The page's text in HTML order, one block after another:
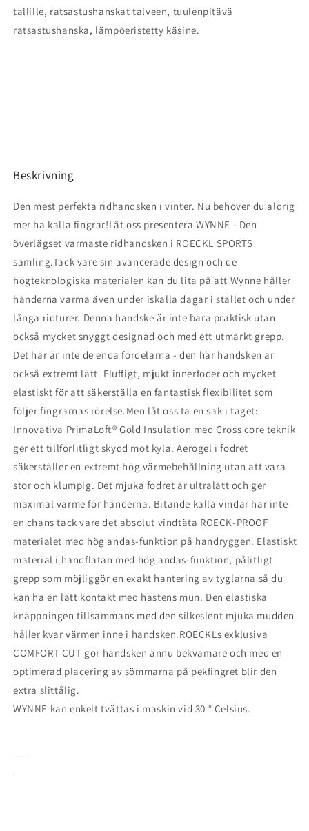
tallille, ratsastushanskat talveen, tuulenpitävä
ratsastushanska, lämpöeristetty käsine.
Beskrivning
Den mest perfekta ridhandsken i vinter. Nu behöver du aldrig
mer ha kalla fingrar!Låt oss presentera WYNNE - Den
överlägset varmaste ridhandsken i ROECKL SPORTS
samling.Tack vare sin avancerade design och de
högteknologiska materialen kan du lita på att Wynne håller
händerna varma även under iskalla dagar i stallet och under
långa ridturer. Denna handske är inte bara praktisk utan
också mycket snyggt designad och med ett utmärkt grepp.
Det här är inte de enda fördelarna - den här handsken är
också extremt lätt. Fluffigt, mjukt innerfoder och mycket
elastiskt för att säkerställa en fantastisk flexibilitet som
följer fingrarnas rörelse.Men låt oss ta en sak i taget:
Innovativa PrimaLoft® Gold Insulation med Cross core teknik
ger ett tillförlitligt skydd mot kyla. Aerogel i fodret
säkerställer en extremt hög värmebehållning utan att vara
stor och klumpig. Det mjuka fodret är ultralätt och ger
maximal värme för händerna. Bitande kalla vindar har inte
en chans tack vare det absolut vindtäta ROECK-PROOF
materialet med hög andas-funktion på handryggen. Elastiskt
material i handflatan med hög andas-funktion, pålitligt
grepp som möjliggör en exakt hantering av tyglarna så du
kan ha en lätt kontakt med hästens mun. Den elastiska
knäppningen tillsammans med den silkeslent mjuka mudden
håller kvar värmen inne i handsken.ROECKLs exklusiva
COMFORT CUT gör handsken ännu bekvämare och med en
optimerad placering av sömmarna på pekfingret blir den
extra slittålig.
WYNNE kan enkelt tvättas i maskin vid 30 ° Celsius.